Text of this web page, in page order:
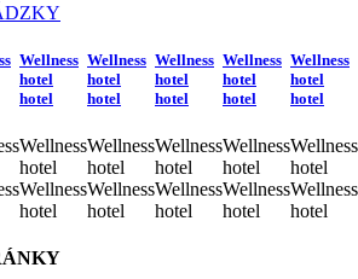
Wellness
hotel
hotel
Wellness
hotel
Wellness
hotel
Wellness
hotel
hotel
Wellness
hotel
Wellness
hotel
Wellness
hotel
hotel
Wellness
hotel
Wellness
hotel
Wellness
hotel
hotel
Wellness
hotel
Wellness
hotel
Wellness
hotel
hotel
Wellness
hotel
Wellness
hotel